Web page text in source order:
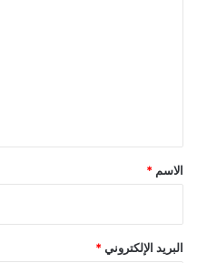
*
الاسم *
البريد الإلكتروني *